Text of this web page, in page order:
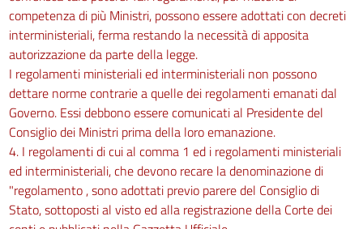
competenza di più Ministri, possono essere adottati con decreti
interministeriali, ferma restando la necessità di apposita
autorizzazione da parte della legge.
I regolamenti ministeriali ed interministeriali non possono
dettare norme contrarie a quelle dei regolamenti emanati dal
Governo. Essi debbono essere comunicati al Presidente del
Consiglio dei Ministri prima della loro emanazione.
4. I regolamenti di cui al comma 1 ed i regolamenti ministeriali
ed interministeriali, che devono recare la denominazione di
"regolamento , sono adottati previo parere del Consiglio di
Stato, sottoposti al visto ed alla registrazione della Corte dei